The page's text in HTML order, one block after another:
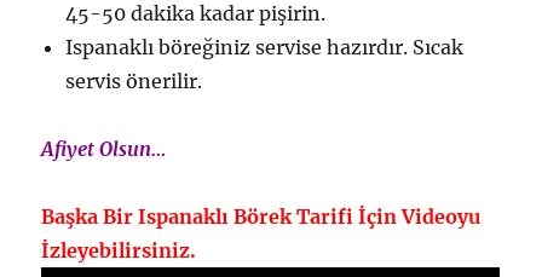
45-50 dakika kadar pişirin.
Ispanaklı böreğiniz servise hazırdır. Sıcak
servis önerilir.
Afiyet Olsun…
Başka Bir Ispanaklı Börek Tarifi İçin Videoyu
İzleyebilirsiniz.